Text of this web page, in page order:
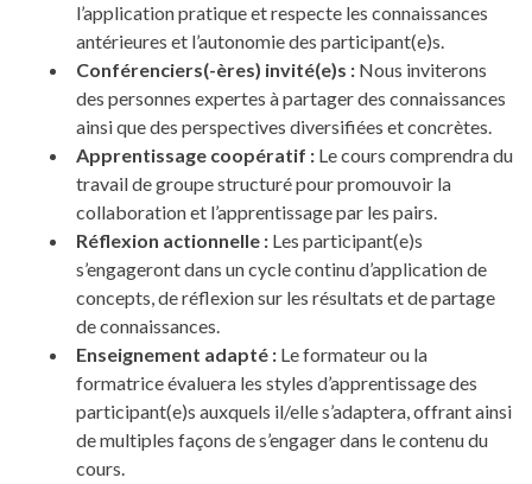
l’application pratique et respecte les connaissances
antérieures et l’autonomie des participant(e)s.
Conférenciers(-ères) invité(e)s : Nous inviterons
des personnes expertes à partager des connaissances
ainsi que des perspectives diversifiées et concrètes.
Apprentissage coopératif : Le cours comprendra du
travail de groupe structuré pour promouvoir la
collaboration et l’apprentissage par les pairs.
Réflexion actionnelle : Les participant(e)s
s’engageront dans un cycle continu d’application de
concepts, de réflexion sur les résultats et de partage
de connaissances.
Enseignement adapté : Le formateur ou la
formatrice évaluera les styles d’apprentissage des
participant(e)s auxquels il/elle s’adaptera, offrant ainsi
de multiples façons de s’engager dans le contenu du
cours.